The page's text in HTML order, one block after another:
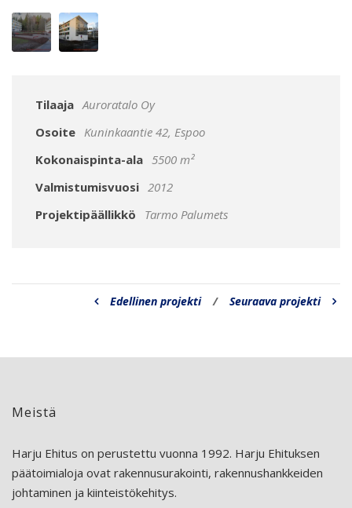
Tilaaja Auroratalo Oy
Osoite Kuninkaantie 42, Espoo
Kokonaispinta-ala 5500 m²
Valmistumisvuosi 2012
Projektipäällikkö
Tarmo Palumets
Edellinen projekti / Seuraava projekti
Meistä
Harju Ehitus on perustettu vuonna 1992. Harju Ehituksen
päätoimialoja ovat rakennusurakointi, rakennushankkeiden
johtaminen ja kiinteistökehitys.